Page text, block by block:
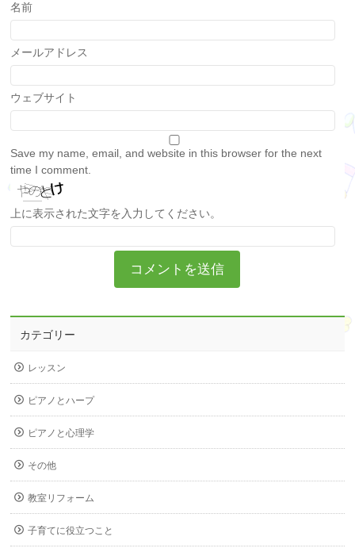
名前
メールアドレス
ウェブサイト
Save my name, email, and website in this browser for the next
time I comment.
上に表示された文字を入力してください。
カテゴリー
レッスン
ピアノとハープ
ピアノと心理学
その他
教室リフォーム
子育てに役立つこと